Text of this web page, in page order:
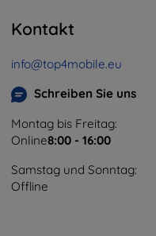
Kontakt
info@top4mobile.eu
Schreiben Sie uns
Montag bis Freitag:
Online8:00 - 16:00
Samstag und Sonntag:
Offline